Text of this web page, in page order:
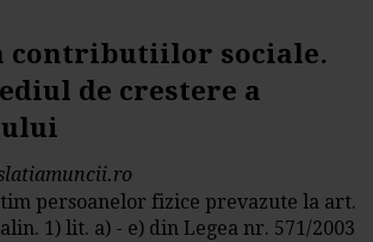
contributiilor sociale.
de crestere a
persoanelor fizice prevazute la art.
1) lit. a) - e) din Legea nr. 571/2003